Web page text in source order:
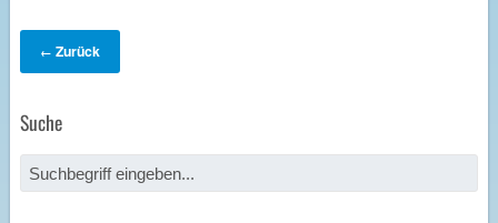
← Zurück
Suche